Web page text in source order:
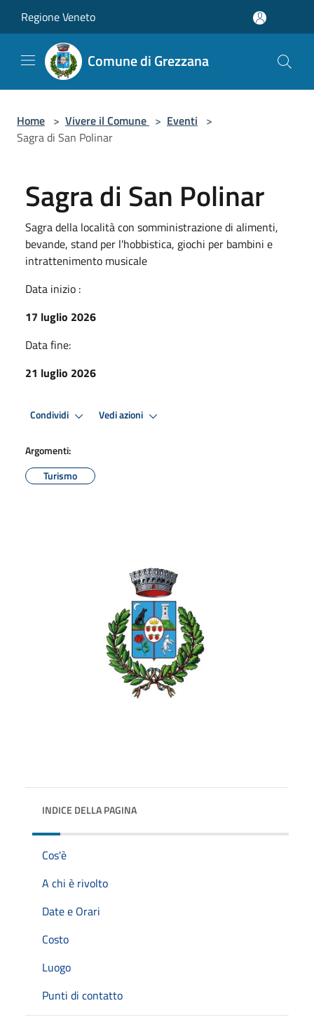
Regione Veneto
Comune di Grezzana
Home > Vivere il Comune > Eventi >
Sagra di San Polinar
Sagra di San Polinar
Sagra della località con somministrazione di alimenti,
bevande, stand per l'hobbistica, giochi per bambini e
intrattenimento musicale
Data inizio :
17 luglio 2026
Data fine:
21 luglio 2026
Condividi Vedi azioni
Argomenti:
Turismo
INDICE DELLA PAGINA
Cos'è
A chi è rivolto
Date e Orari
Costo
Luogo
Punti di contatto